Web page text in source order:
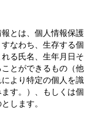
とは、個人情報保護
なわち、生存する個
る氏名、生年月日そ
とができるもの（他
より特定の個人を識
す。）、もしくは個
します。